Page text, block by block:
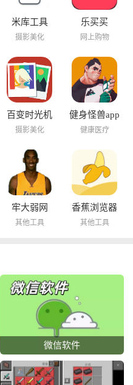
米库工具
摄影美化
乐买买
网上购物
百变时光机
摄影美化
健身怪兽app
健康医疗
牢大弱网
其他工具
香蕉浏览器
其他工具
微信软件